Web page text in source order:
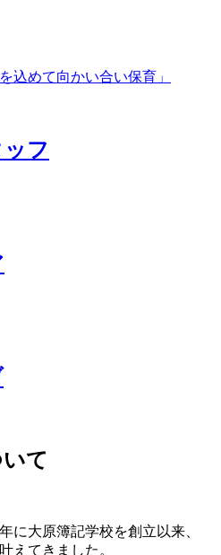
を込めて向かい合い保育」
フ
て
に大原簿記学校を創立以来、
えてきました。